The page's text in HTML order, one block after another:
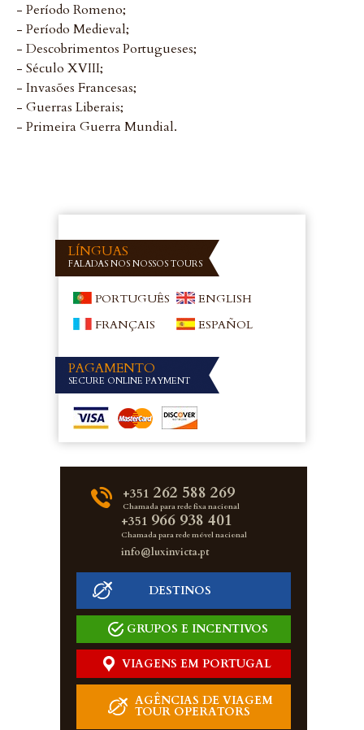
- Período Romeno;
- Período Medieval;
- Descobrimentos Portugueses;
- Século XVIII;
- Invasões Francesas;
- Guerras Liberais;
- Primeira Guerra Mundial.
LÍNGUAS
FALADAS NOS NOSSOS TOURS
PORTUGUÊS
ENGLISH
FRANÇAIS
ESPAÑOL
PAGAMENTO
SECURE ONLINE PAYMENT
+351 262 588 269
Chamada para rede fixa nacional
+351 966 938 401
Chamada para rede móvel nacional
info@luxinvicta.pt
DESTINOS
GRUPOS E INCENTIVOS
VIAGENS EM PORTUGAL
AGÊNCIAS DE VIAGEM
TOUR OPERATORS